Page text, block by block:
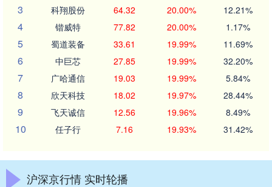
3 科翔股份 64.32 20.00% 12.21%
4 锴威特 77.82 20.00% 1.17%
5 蜀道装备 33.61 19.99% 11.69%
6 中巨芯 27.85 19.99% 32.20%
7 广哈通信 19.03 19.99% 5.84%
8 欣天科技 18.02 19.97% 28.44%
9 飞天诚信 12.56 19.96% 8.49%
10 任子行 7.16 19.93% 31.42%
沪深京行情 实时轮播